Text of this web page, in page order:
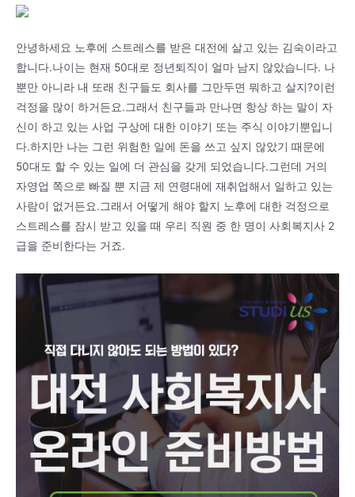
안녕하세요 노후에 스트레스를 받은 대전에 살고 있는 김숙이라고
합니다.나이는 현재 50대로 정년퇴직이 얼마 남지 않았습니다. 나
뿐만 아니라 내 또래 친구들도 회사를 그만두면 뭐하고 살지?이런
걱정을 많이 하거든요.그래서 친구들과 만나면 항상 하는 말이 자
신이 하고 있는 사업 구상에 대한 이야기 또는 주식 이야기뿐입니
다.하지만 나는 그런 위험한 일에 돈을 쓰고 싶지 않았기 때문에
50대도 할 수 있는 일에 더 관심을 갖게 되었습니다.그런데 거의
자영업 쪽으로 빠질 뿐 지금 제 연령대에 재취업해서 일하고 있는
사람이 없거든요.그래서 어떻게 해야 할지 노후에 대한 걱정으로
스트레스를 잠시 받고 있을 때 우리 직원 중 한 명이 사회복지사 2
급을 준비한다는 거죠.